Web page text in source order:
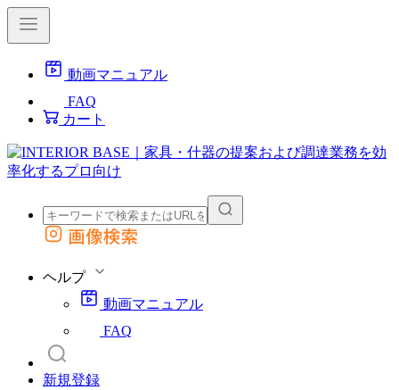
動画マニュアル
FAQ
カート
外部サイトの商品をカートに追加
画像検索
ヘルプ
動画マニュアル
FAQ
新規登録